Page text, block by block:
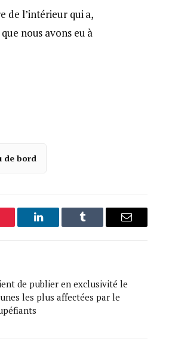
de l’intérieur qui a,
nous avons eu à
de bord
LinkedIn Tumblr Courriel
de publier en exclusivité le
les plus affectées par le